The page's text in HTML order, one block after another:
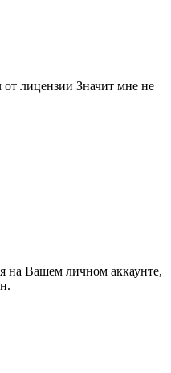
лицензии Значит мне не
на Вашем личном аккаунте,